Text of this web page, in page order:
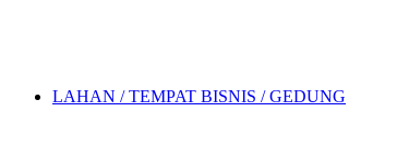
LAHAN / TEMPAT BISNIS / GEDUNG